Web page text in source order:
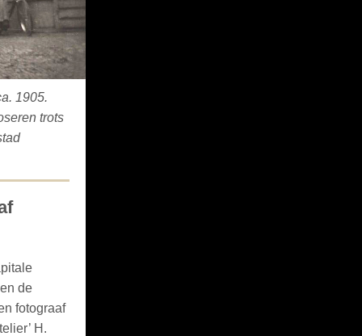
1905.
trots
de
fotograaf
H.